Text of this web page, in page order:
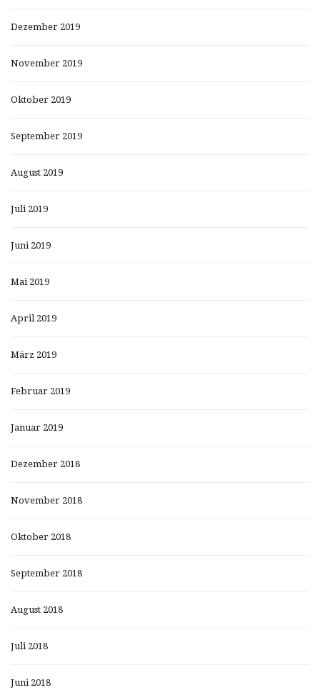
Dezember 2019
November 2019
Oktober 2019
September 2019
August 2019
Juli 2019
Juni 2019
Mai 2019
April 2019
März 2019
Februar 2019
Januar 2019
Dezember 2018
November 2018
Oktober 2018
September 2018
August 2018
Juli 2018
Juni 2018